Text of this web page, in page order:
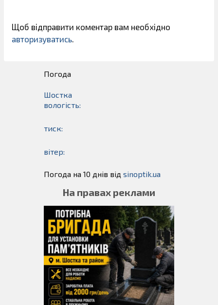
Щоб відправити коментар вам необхідно
авторизуватись.
Погода
Шостка
вологість:
тиск:
вітер:
Погода на 10 днів від sinoptik.ua
На правах реклами